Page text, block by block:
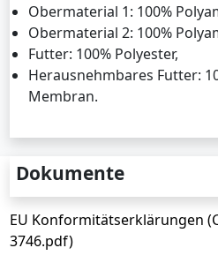
Obermaterial 1: 100%
Obermaterial 2: 100%
Futter: 100% Polyester,
Herausnehmbares Futter:
Membran.
Dokumente
EU Konformitätserklärungen
3746.pdf)